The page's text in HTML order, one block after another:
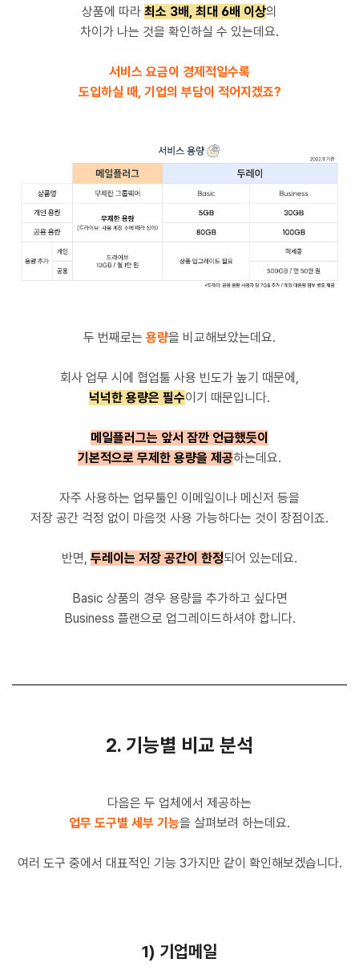
상품에 따라 최소 3배, 최대 6배 이상의
차이가 나는 것을 확인하실 수 있는데요.
서비스 요금이 경제적일수록
도입하실 때, 기업의 부담이 적어지겠죠?
두 번째로는 용량을 비교해보았는데요.
회사 업무 시에 협업툴 사용 빈도가 높기 때문에,
넉넉한 용량은 필수이기 때문입니다.
메일플러그는 앞서 잠깐 언급했듯이
기본적으로 무제한 용량을 제공하는데요.
자주 사용하는 업무툴인 이메일이나 메신저 등을
저장 공간 걱정 없이 마음껏 사용 가능하다는 것이 장점이죠.
반면, 두레이는 저장 공간이 한정되어 있는데요.
Basic 상품의 경우 용량을 추가하고 싶다면
Business 플랜으로 업그레이드하셔야 합니다.
2. 기능별 비교 분석
다음은 두 업체에서 제공하는
업무 도구별 세부 기능을 살펴보려 하는데요.
여러 도구 중에서 대표적인 기능 3가지만 같이 확인해보겠습니다.
1) 기업메일